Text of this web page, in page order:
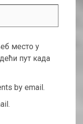
место у
пут када
by email.